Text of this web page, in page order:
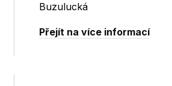
Buzulucká
Přejít na více informací